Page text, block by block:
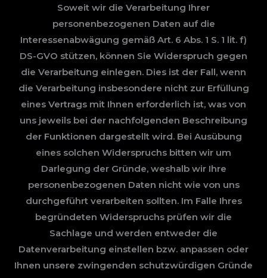
Soweit wir die Verarbeitung Ihrer
personenbezogenen Daten auf die
Interessenabwägung gemäß Art. 6 Abs. 1 S. 1 lit. f)
DS-GVO stützen, können Sie Widerspruch gegen
die Verarbeitung einlegen. Dies ist der Fall, wenn
die Verarbeitung insbesondere nicht zur Erfüllung
eines Vertrags mit Ihnen erforderlich ist, was von
uns jeweils bei der nachfolgenden Beschreibung
der Funktionen dargestellt wird. Bei Ausübung
eines solchen Widerspruchs bitten wir um
Darlegung der Gründe, weshalb wir Ihre
personenbezogenen Daten nicht wie von uns
durchgeführt verarbeiten sollten. Im Falle Ihres
begründeten Widerspruchs prüfen wir die
Sachlage und werden entweder die
Datenverarbeitung einstellen bzw. anpassen oder
Ihnen unsere zwingenden schutzwürdigen Gründe